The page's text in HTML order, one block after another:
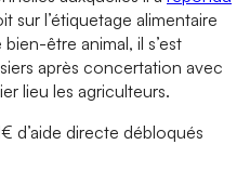
sur l’étiquetage alimentaire
être animal, il s’est
après concertation avec
lieu les agriculteurs.
d’aide directe débloqués